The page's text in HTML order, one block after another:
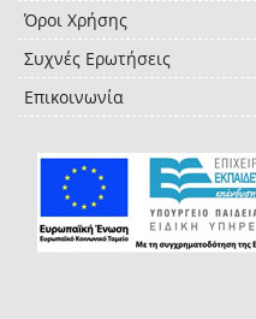
Όροι Χρήσης
Συχνές Ερωτήσεις
Επικοινωνία